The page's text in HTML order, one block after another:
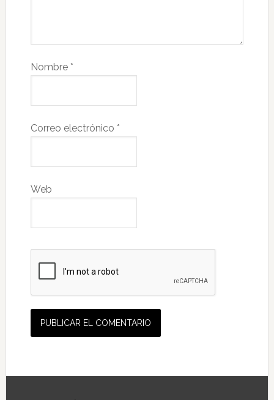
Nombre *
Correo electrónico *
Web